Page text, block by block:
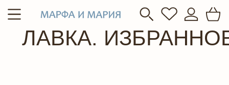
ЛАВКА. ИЗБРАННОЕ